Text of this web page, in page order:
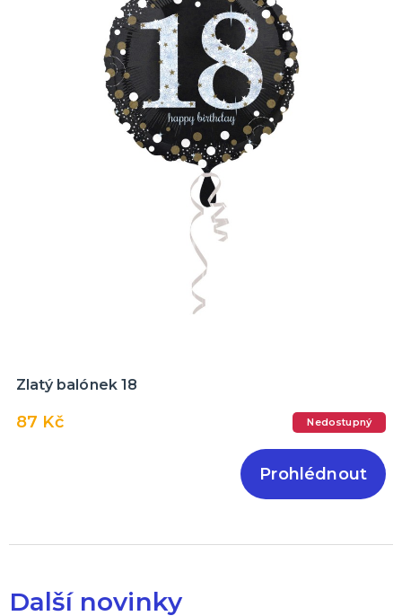
Zlatý balónek 18
87 Kč Nedostupný
Prohlédnout
Další novinky